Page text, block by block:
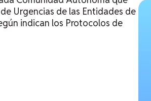
Urgencias de las Entidades de
indican los Protocolos de